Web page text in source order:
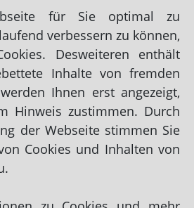
/ Nützliches -> Frisöre:
Fröhlich
Köllen
für Sie optimal zu
verbessern zu können,
Desweiteren enthält
Inhalte von fremden
Ihnen erst angezeigt,
Hinweis zustimmen. Durch
der Webseite stimmen Sie
Cookies und Inhalten von